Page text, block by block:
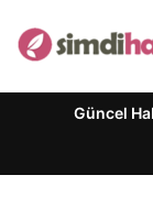
Güncel